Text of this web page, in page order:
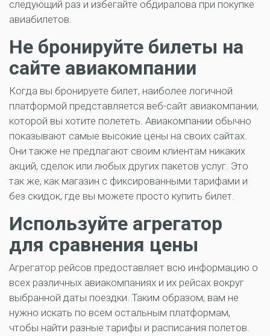
следующий раз и избегайте обдиралова при покупке
авиабилетов.
Не бронируйте билеты на
сайте авиакомпании
Когда вы бронируете билет, наиболее логичной
платформой представляется веб-сайт авиакомпании,
которой вы хотите полететь. Авиакомпании обычно
показывают самые высокие цены на своих сайтах.
Они также не предлагают своим клиентам никаких
акций, сделок или любых других пакетов услуг. Это
так же, как магазин с фиксированными тарифами и
без скидок, где вы можете просто купить билет.
Используйте агрегатор
для сравнения цены
Агрегатор рейсов предоставляет всю информацию о
всех различных авиакомпаниях и их рейсах вокруг
выбранной даты поездки. Таким образом, вам не
нужно искать по всем остальным платформам,
чтобы найти разные тарифы и расписания полетов.